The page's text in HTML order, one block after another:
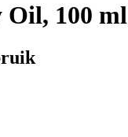
Oil, 100 ml